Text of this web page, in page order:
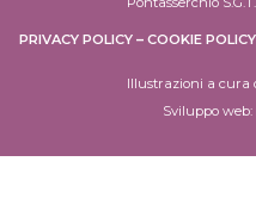
PRIVACY POLICY – COOKIE POLICY
Illustrazioni a cura
Sviluppo web: